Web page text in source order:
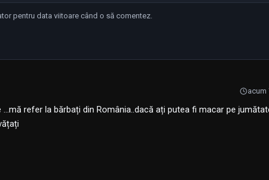
pentru data viitoare când o să comentez.
acum
refer la bărbați din România..dacă ați putea fi macar pe